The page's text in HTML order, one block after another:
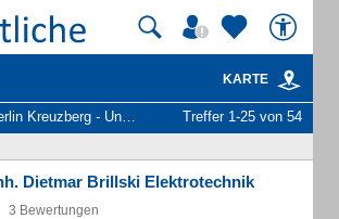
KARTE
Kreuzberg - Unternehmen und Personen Treffer 1-25 von 54
Dietmar Brillski Elektrotechnik
3 Bewertungen